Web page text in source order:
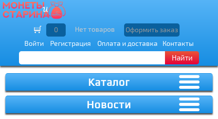
Войти Регистрация Оплата и доставка Контакты
Найти
0 Нет товаров Оформить заказ
Каталог
Новости